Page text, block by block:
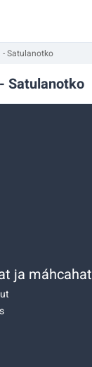
Satulanotko
Satulanotko
ja máhcahat